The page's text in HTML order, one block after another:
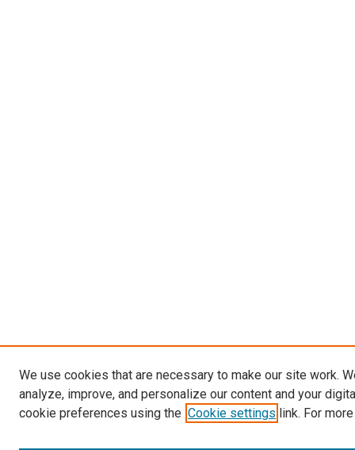
We use cookies that are necessary to make our site work.
analyze, improve, and personalize our content and your
cookie preferences using the Cookie settings link. For